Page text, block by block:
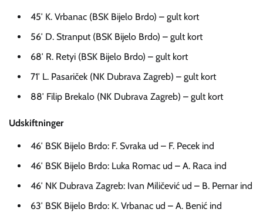
45′ K. Vrbanac (BSK Bijelo Brdo) – gult kort
56′ D. Stranput (BSK Bijelo Brdo) – gult kort
68′ R. Retyi (BSK Bijelo Brdo) – gult kort
71′ L. Pasariček (NK Dubrava Zagreb) – gult kort
88′ Filip Brekalo (NK Dubrava Zagreb) – gult kort
Udskiftninger
46′ BSK Bijelo Brdo: F. Svraka ud – F. Pecek ind
46′ BSK Bijelo Brdo: Luka Romac ud – A. Raca ind
46′ NK Dubrava Zagreb: Ivan Miličević ud – B. Pernar ind
63′ BSK Bijelo Brdo: K. Vrbanac ud – A. Benić ind